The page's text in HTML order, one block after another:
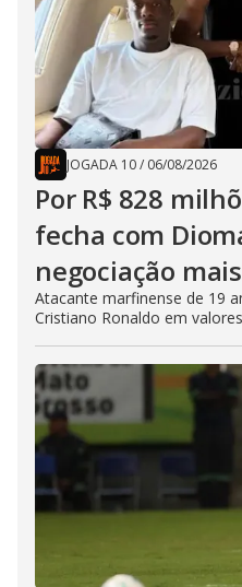
JOGADA 10/ 06/08/2026
Por R$ 828
fecha com
negociação
Atacante marfinense de 19
Cristiano Ronaldo em